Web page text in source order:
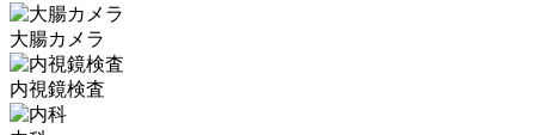
大腸カメラ
内視鏡検査